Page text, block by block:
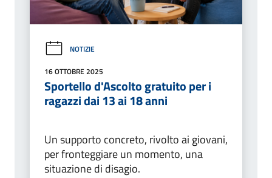
NOTIZIE
16 OTTOBRE 2025
Sportello d'Ascolto gratuito per i
ragazzi dai 13 ai 18 anni
Un supporto concreto, rivolto ai giovani,
per fronteggiare un momento, una
situazione di disagio.